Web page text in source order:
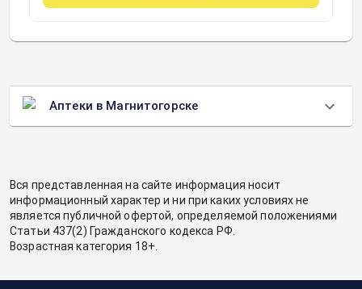
Аптеки в Магнитогорске
Вся представленная на сайте информация носит
информационный характер и ни при каких условиях не
является публичной офертой, определяемой положениями
Статьи 437(2) Гражданского кодекса РФ.
Возрастная категория 18+.